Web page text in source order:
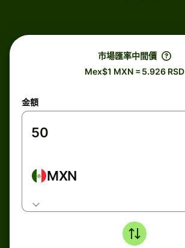
市場匯率中間價
Mex$1 MXN = 5.926 RSD
金額
MXN